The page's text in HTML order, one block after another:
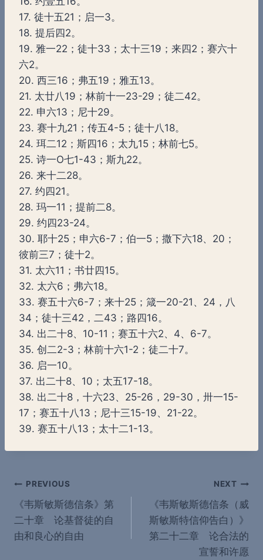
17. 徒十五21；启一3。
18. 提后四2。
19. 雅一22；徒十33；太十三19；来四2；赛六十
六2。
20. 西三16；弗五19；雅五13。
21. 太廿八19；林前十一23-29；徒二42。
22. 申六13；尼十29。
23. 赛十九21；传五4-5；徒十八18。
24. 珥二12；斯四16；太九15；林前七5。
25. 诗一O七1-43；斯九22。
26. 来十二28。
27. 约四21。
28. 玛一11；提前二8。
29. 约四23-24。
30. 耶十25；申六6-7；伯一5；撒下六18、20；
彼前三7；徒十2。
31. 太六11；书廿四15。
32. 太六6；弗六18。
33. 赛五十六6-7；来十25；箴一20-21、24，八
34；徒十三42，二43；路四16。
34. 出二十8、10-11；赛五十六2、4、6-7。
35. 创二2-3；林前十六1-2；徒二十7。
36. 启一10。
37. 出二十8、10；太五17-18。
38. 出二十8，十六23、25-26，29-30，卅一15-
17；赛五十八13；尼十三15-19、21-22。
39. 赛五十八13；太十二1-13。
Post
navigation
PREVIOUS
《韦斯敏斯德信条》第
二十章 论基督徒的自
由和良心的自由
NEXT
《韦斯敏斯德信条（威
斯敏斯特信仰告白）》
第二十二章 论合法的
宣誓和许愿